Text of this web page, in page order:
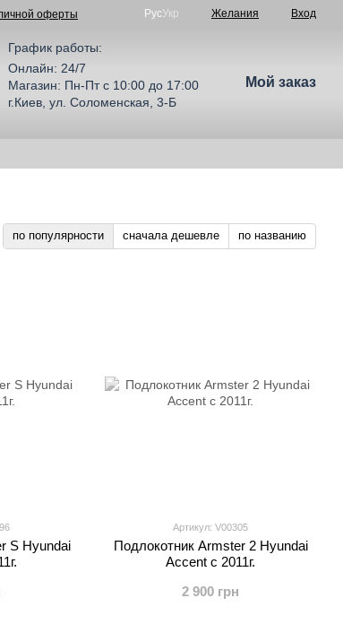
оферты РусУкр Желания Вход
График работы:
Онлайн: 24/7
Магазин: Пн-Пт с 10:00 до 17:00
г.Киев, ул. Соломенская, 3-Б
Мой заказ
по популярности сначала дешевле по названию
S Hyundai
Артикул: V00305
Подлокотник Armster 2 Hyundai
Accent c 2011г.
2 900 грн